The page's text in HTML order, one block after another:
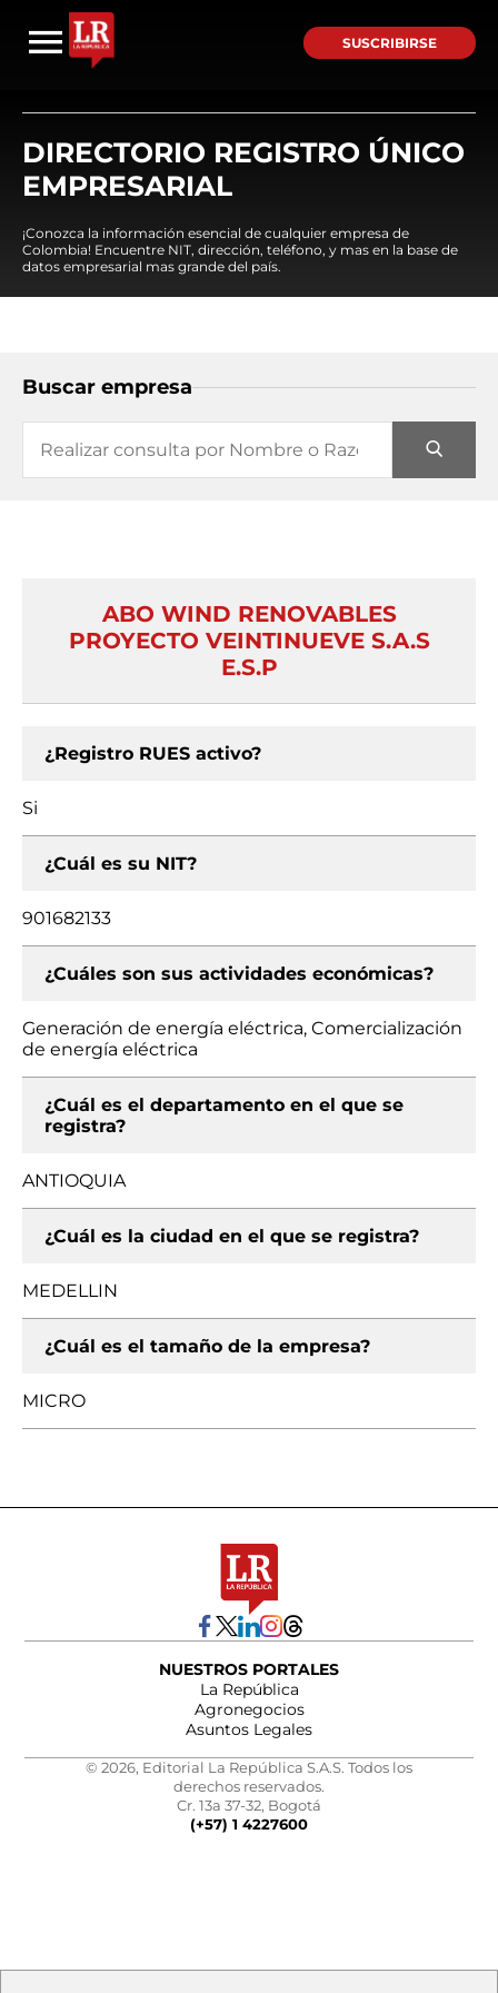
SUSCRIBIRSE
DIRECTORIO REGISTRO ÚNICO
EMPRESARIAL
¡Conozca la información esencial de cualquier empresa de
Colombia! Encuentre NIT, dirección, teléfono, y mas en la base de
datos empresarial mas grande del país.
Buscar empresa
ABO WIND RENOVABLES
PROYECTO VEINTINUEVE S.A.S
E.S.P
¿Registro RUES activo?
Si
¿Cuál es su NIT?
901682133
¿Cuáles son sus actividades económicas?
Generación de energía eléctrica, Comercialización
de energía eléctrica
¿Cuál es el departamento en el que se
registra?
ANTIOQUIA
¿Cuál es la ciudad en el que se registra?
MEDELLIN
¿Cuál es el tamaño de la empresa?
MICRO
NUESTROS PORTALES
La República
Agronegocios
Asuntos Legales
© 2026, Editorial La República S.A.S. Todos los
derechos reservados.
Cr. 13a 37-32, Bogotá
(+57) 1 4227600